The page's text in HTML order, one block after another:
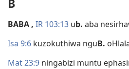
B
BABA, IR 103:13 ub. aba
Isa 9:6 kuzokuthiwa nguB.
Mat 23:9 ningabizi muntu